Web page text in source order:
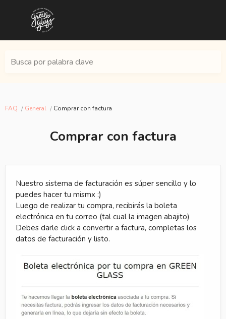
Busca por palabra clave
FAQ General Comprar con factura
Comprar con factura
Nuestro sistema de facturación es súper sencillo y lo
puedes hacer tu mismx :)
Luego de realizar tu compra, recibirás la boleta
electrónica en tu correo (tal cual la imagen abajito)
Debes darle click a convertir a factura, completas los
datos de facturación y listo.